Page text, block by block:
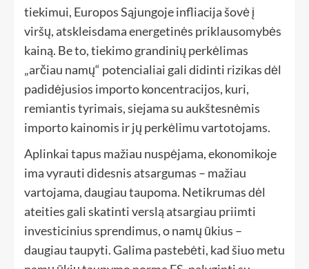
tiekimui, Europos Sąjungoje infliacija šovė į
viršų, atskleisdama energetinės priklausomybės
kainą. Be to, tiekimo grandinių perkėlimas
„arčiau namų“ potencialiai gali didinti rizikas dėl
padidėjusios importo koncentracijos, kuri,
remiantis tyrimais, siejama su aukštesnėmis
importo kainomis ir jų perkėlimu vartotojams.
Aplinkai tapus mažiau nuspėjama, ekonomikoje
ima vyrauti didesnis atsargumas – mažiau
vartojama, daugiau taupoma. Netikrumas dėl
ateities gali skatinti verslą atsargiau priimti
investicinius sprendimus, o namų ūkius –
daugiau taupyti. Galima pastebėti, kad šiuo metu